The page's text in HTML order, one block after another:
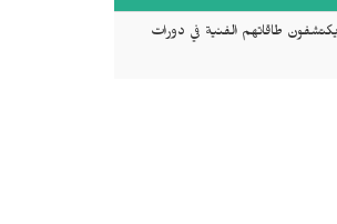
طاقاتهم الفنية في دورات